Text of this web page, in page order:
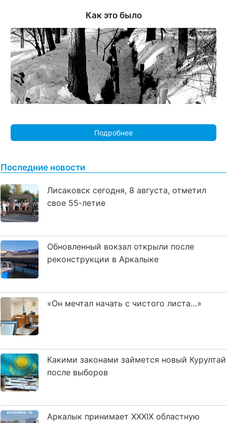
Как это было
Подробнее
Последние новости
Лисаковск сегодня, 8 августа, отметил
свое 55-летие
Обновленный вокзал открыли после
реконструкции в Аркалыке
«Он мечтал начать с чистого листа…»
Какими законами займется новый Курултай
после выборов
Аркалык принимает XXXIX областную